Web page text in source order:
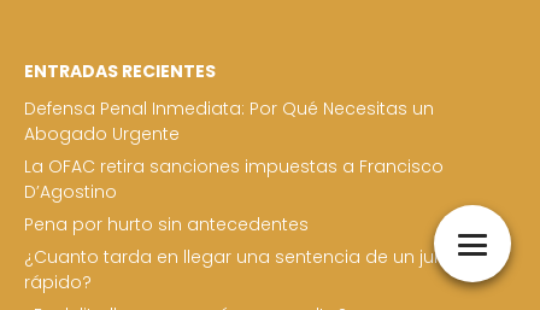
ENTRADAS RECIENTES
Defensa Penal Inmediata: Por Qué Necesitas un
Abogado Urgente
La OFAC retira sanciones impuestas a Francisco
D’Agostino
Pena por hurto sin antecedentes
¿Cuanto tarda en llegar una sentencia de un juicio
rápido?